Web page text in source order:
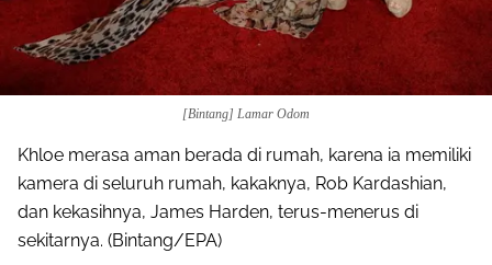
[Bintang] Lamar Odom
Khloe merasa aman berada di rumah, karena ia memiliki
kamera di seluruh rumah, kakaknya, Rob Kardashian,
dan kekasihnya, James Harden, terus-menerus di
sekitarnya. (Bintang/EPA)